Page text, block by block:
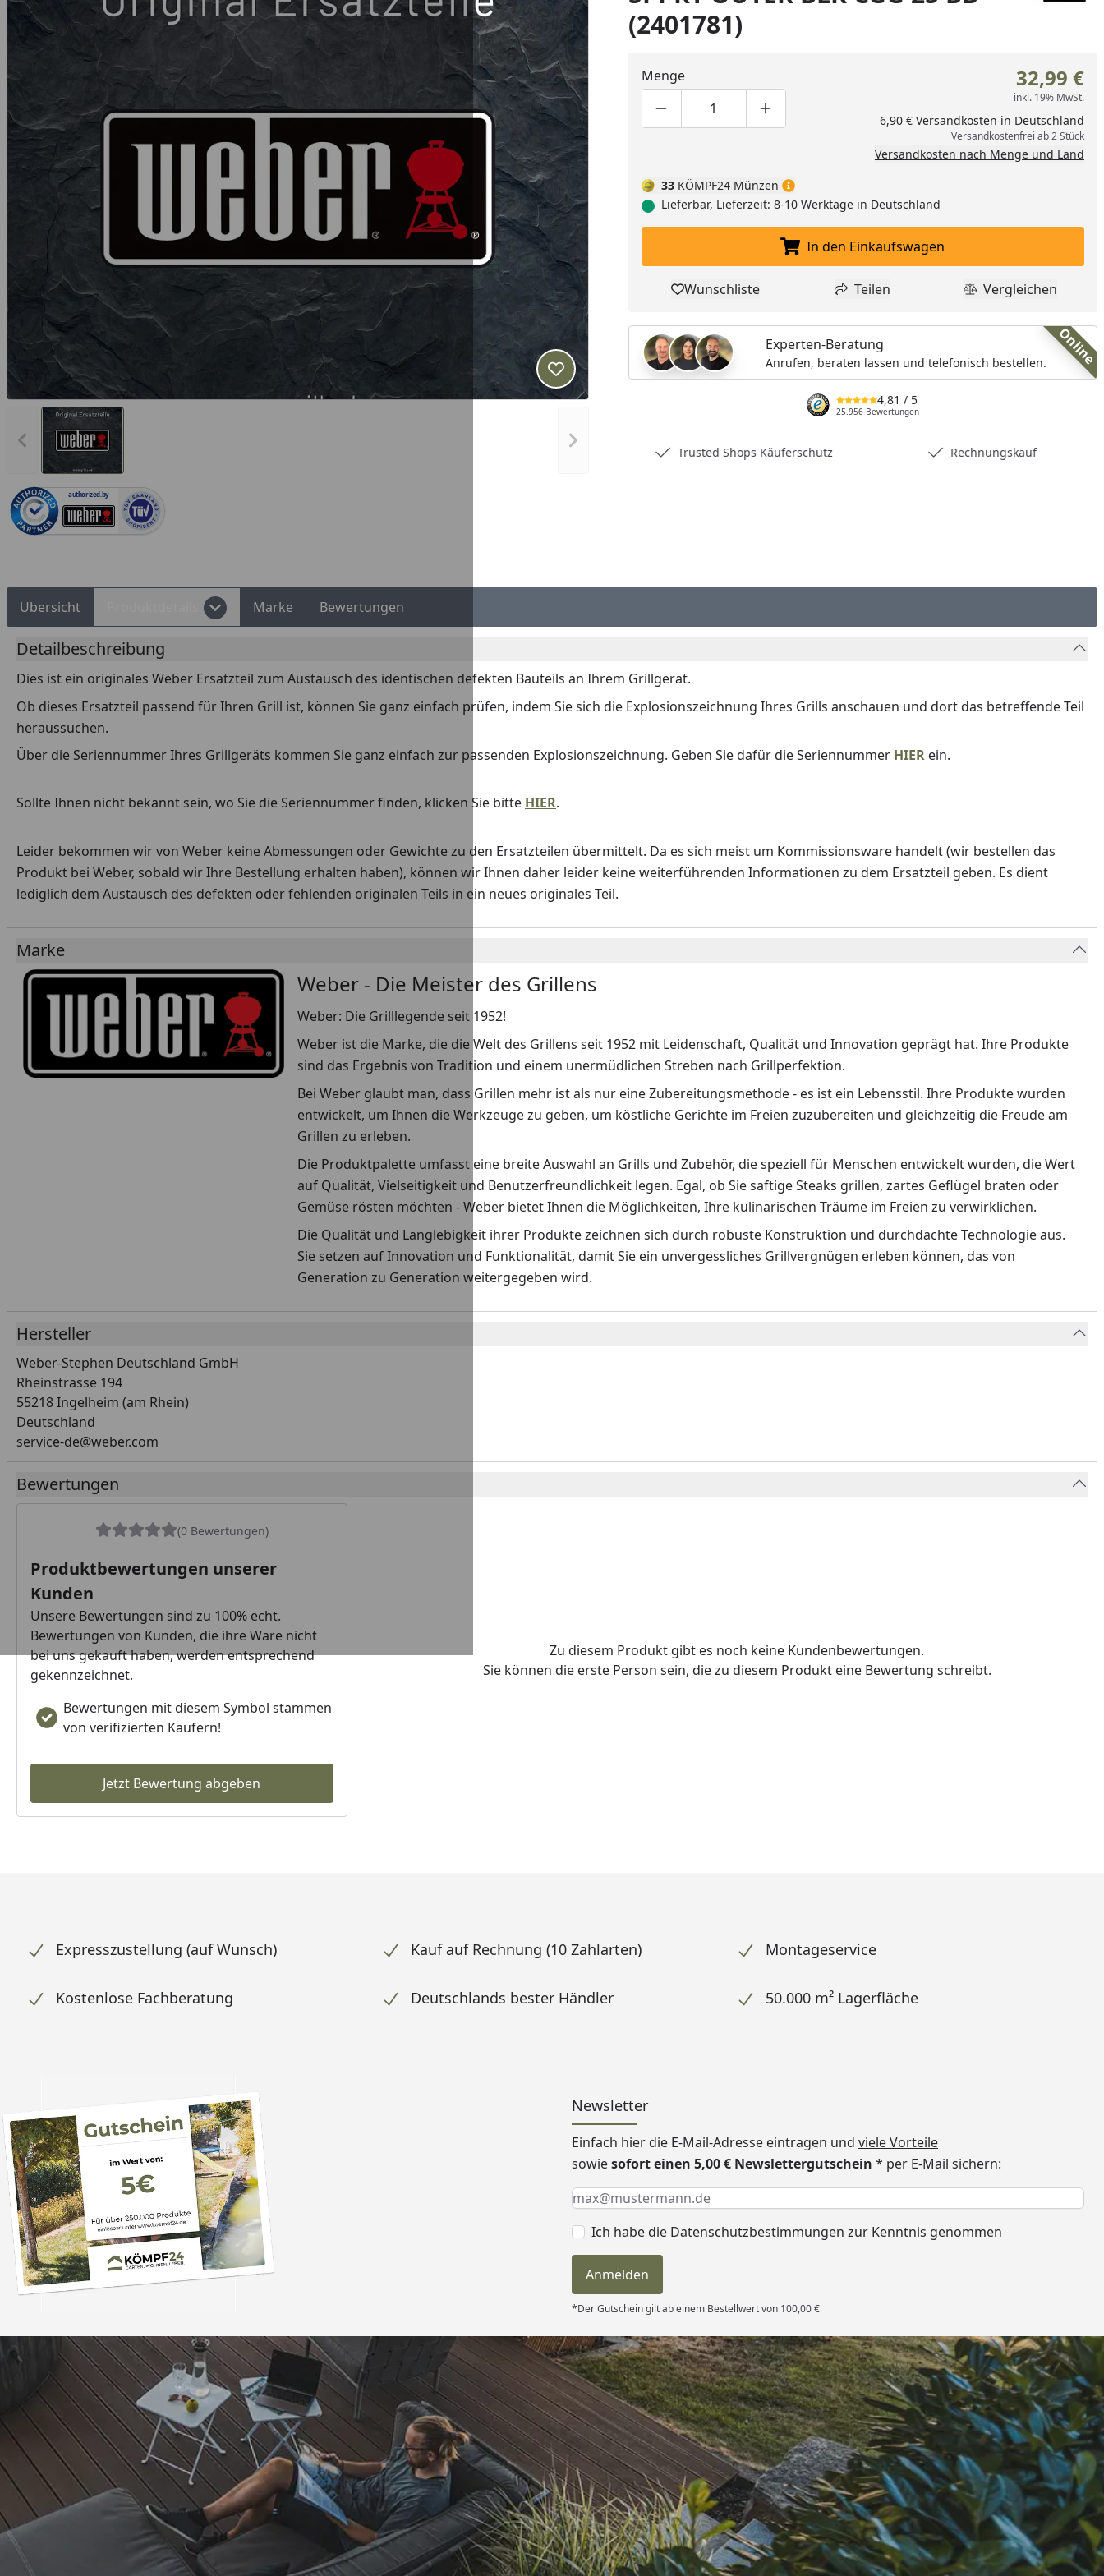
Vorheriges Bild anzeigen Nächstes Bild anzeigen
Produkt zur Wunschliste hinzufügen
authorized.by
(2401781)
Menge
Produktmenge um eins verringern
Produktmenge manuell eingeben
Produktmenge um eins erhöhen
32,99 €
inkl. 19% MwSt.
6,90 € Versandkosten in Deutschland
Versandkostenfrei ab 2 Stück
Versandkosten nach Menge und Land
33 KÖMPF24 Münzen
Lieferbar, Lieferzeit: 8-10 Werktage in Deutschland
In den Einkaufswagen legen
In den Einkaufswagen
Produkt zur Wunschliste hinzufügen
Wunschliste Teilen
Teilen Produkt
Vergleichen
Online
Experten-Beratung
Anrufen, beraten lassen und telefonisch bestellen.
4,81 / 5
25.956 Bewertungen
Deutschlands bester Händler Trusted Shops Käuferschutz Rechnungskauf
Übersicht Marke Bewertungen
Detailbeschreibung
Dies ist ein originales Weber Ersatzteil zum Austausch des identischen defekten Bauteils an Ihrem Grillgerät.
Ob dieses Ersatzteil passend für Ihren Grill ist, können Sie ganz einfach prüfen, indem Sie sich die Explosionszeichnung Ihres Grills anschauen und dort das betreffende Teil
heraussuchen.
Über die Seriennummer Ihres Grillgeräts kommen Sie ganz einfach zur passenden Explosionszeichnung. Geben Sie dafür die Seriennummer HIER ein.
Sollte Ihnen nicht bekannt sein, wo Sie die Seriennummer finden, klicken Sie bitte HIER.
Leider bekommen wir von Weber keine Abmessungen oder Gewichte zu den Ersatzteilen übermittelt. Da es sich meist um Kommissionsware handelt (wir bestellen das
Produkt bei Weber, sobald wir Ihre Bestellung erhalten haben), können wir Ihnen daher leider keine weiterführenden Informationen zu dem Ersatzteil geben. Es dient
lediglich dem Austausch des defekten oder fehlenden originalen Teils in ein neues originales Teil.
Marke
Weber - Die Meister des Grillens
Weber: Die Grilllegende seit 1952!
Weber ist die Marke, die die Welt des Grillens seit 1952 mit Leidenschaft, Qualität und Innovation geprägt hat. Ihre Produkte
sind das Ergebnis von Tradition und einem unermüdlichen Streben nach Grillperfektion.
Bei Weber glaubt man, dass Grillen mehr ist als nur eine Zubereitungsmethode - es ist ein Lebensstil. Ihre Produkte wurden
entwickelt, um Ihnen die Werkzeuge zu geben, um köstliche Gerichte im Freien zuzubereiten und gleichzeitig die Freude am
Grillen zu erleben.
Die Produktpalette umfasst eine breite Auswahl an Grills und Zubehör, die speziell für Menschen entwickelt wurden, die Wert
auf Qualität, Vielseitigkeit und Benutzerfreundlichkeit legen. Egal, ob Sie saftige Steaks grillen, zartes Geflügel braten oder
Gemüse rösten möchten - Weber bietet Ihnen die Möglichkeiten, Ihre kulinarischen Träume im Freien zu verwirklichen.
Die Qualität und Langlebigkeit ihrer Produkte zeichnen sich durch robuste Konstruktion und durchdachte Technologie aus.
Sie setzen auf Innovation und Funktionalität, damit Sie ein unvergessliches Grillvergnügen erleben können, das von
Generation zu Generation weitergegeben wird.
Hersteller
Weber-Stephen Deutschland GmbH
Rheinstrasse 194
55218 Ingelheim (am Rhein)
Deutschland
service-de@weber.com
Bewertungen
(0 Bewertungen)
Produktbewertungen unserer
Kunden
Unsere Bewertungen sind zu 100% echt.
Bewertungen von Kunden, die ihre Ware nicht
bei uns gekauft haben, werden entsprechend
gekennzeichnet.
Bewertungen mit diesem Symbol stammen
von verifizierten Käufern!
Jetzt Bewertung abgeben
Zu diesem Produkt gibt es noch keine Kundenbewertungen.
Sie können die erste Person sein, die zu diesem Produkt eine Bewertung schreibt.
Expresszustellung (auf Wunsch) Kauf auf Rechnung (10 Zahlarten) Montageservice
Kostenlose Fachberatung Deutschlands bester Händler 50.000 m² Lagerfläche
Newsletter
Einfach hier die E-Mail-Adresse eintragen und viele Vorteile
sowiesofort einen 5,00 € Newslettergutschein * per E-Mail sichern:
Keine Eingabe erforderlich
Eingabe erforderlich
E-Mail *
Ich habe die Datenschutzbestimmungen zur Kenntnis genommen
Anmelden
*Der Gutschein gilt ab einem Bestellwert von 100,00 €
Trusted Shops
4,81/ 5
25.956 Bewertungen
„- Retouren Bearbeitung wurde
umgehend erledigt“
04.08.2026
Versand
Auszeichnungen Akzeptierte Zahlungsarten